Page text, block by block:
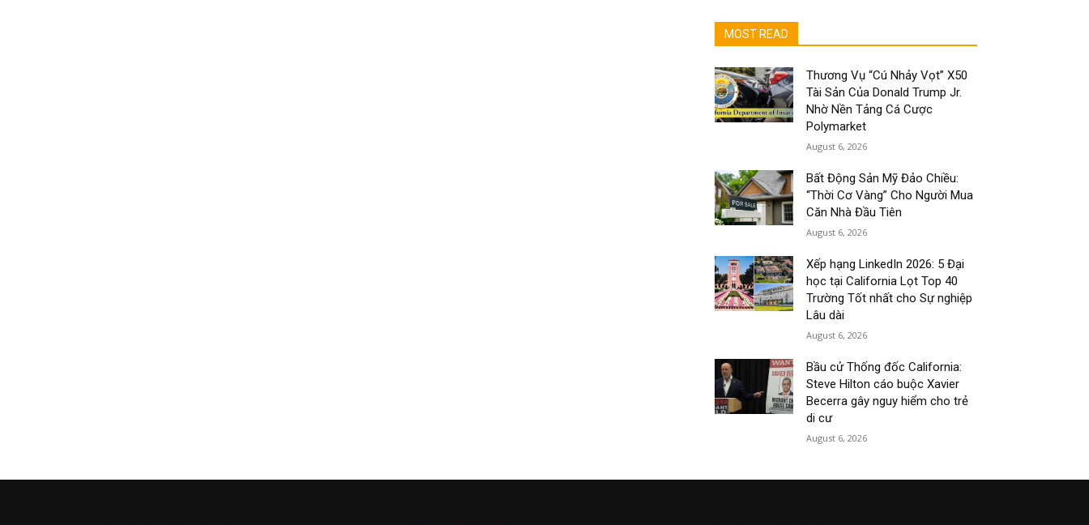
MOST READ
Thương Vụ “Cú Nhảy Vọt” X50
Tài Sản Của Donald Trump Jr.
Nhờ Nền Tảng Cá Cược
Polymarket
August 6, 2026
Bất Động Sản Mỹ Đảo Chiều:
“Thời Cơ Vàng” Cho Người Mua
Căn Nhà Đầu Tiên
August 6, 2026
Xếp hạng LinkedIn 2026: 5 Đại
học tại California Lọt Top 40
Trường Tốt nhất cho Sự nghiệp
Lâu dài
August 6, 2026
Bầu cử Thống đốc California:
Steve Hilton cáo buộc Xavier
Becerra gây nguy hiểm cho trẻ
di cư
August 6, 2026